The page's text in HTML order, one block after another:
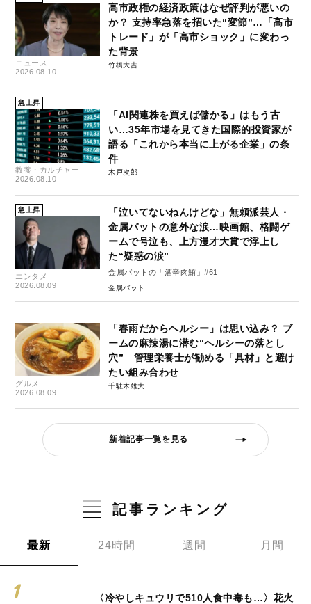
ニュース
2026.08.10
高市政権の経済政策はなぜ評判が悪いの
か？ 支持率急落を招いた“変節”…「高市
トレード」が「高市ショック」に変わっ
た背景
竹橋大吉
急上昇
教養・カルチャー
2026.08.10
「AI関連株を買えば儲かる」はもう古
い…35年市場を見てきた国際的投資家が
語る「これから本当に上がる企業」の条
件
木戸次郎
急上昇
エンタメ
2026.08.09
「泣いてないねんけどな」無頼派芸人・
金属バットの意外な涙…映画館、格闘ゲ
ームで号泣も、上方漫才大賞で浮上し
た“疑惑の涙”
金属バットの「酒辛肉鮪」#61
金属バット
グルメ
2026.08.09
「春雨だからヘルシー」は思い込み？ ブ
ームの麻辣湯に潜む“ヘルシーの落とし
穴” 管理栄養士が勧める「具材」と避け
たい組み合わせ
千駄木雄大
新着記事一覧を見る
記事ランキング
最新 24時間 週間 月間
〈冷やしキュウリで510人食中毒も…〉花火